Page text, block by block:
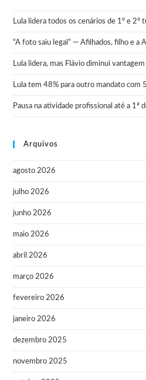
Lula lidera todos os cenários de 1º e 2º
“A foto saiu legal” — Afilhados, filho e a
Lula lidera, mas Flávio diminui
Lula tem 48% para outro mandato com
Pausa na atividade profissional até a 1ª
Arquivos
agosto 2026
julho 2026
junho 2026
maio 2026
abril 2026
março 2026
fevereiro 2026
janeiro 2026
dezembro 2025
novembro 2025